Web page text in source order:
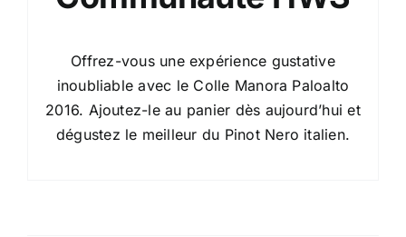
Offrez-vous une expérience gustative
inoubliable avec le Colle Manora Paloalto
2016. Ajoutez-le au panier dès aujourd’hui et
dégustez le meilleur du Pinot Nero italien.